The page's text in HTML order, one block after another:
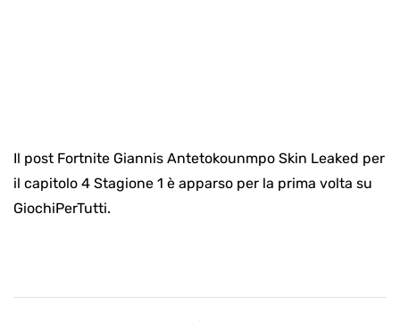
Il post Fortnite Giannis Antetokounmpo Skin Leaked per
il capitolo 4 Stagione 1 è apparso per la prima volta su
GiochiPerTutti.